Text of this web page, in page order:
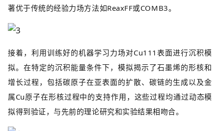
著优于传统的经验力场方法如ReaxFF或COMB3。
接着，利用训练好的机器学习力场对Cu111表面进行沉积模
拟。在特定的沉积能量条件下，模拟揭示了石墨烯的形核和
增长过程，包括碳原子在亚表面的扩散、碳链的生成以及金
属Cu原子在形核过程中的支持作用，这些过程均通过动态模
拟得到验证，与先前的理论研究和实验结果相吻合。